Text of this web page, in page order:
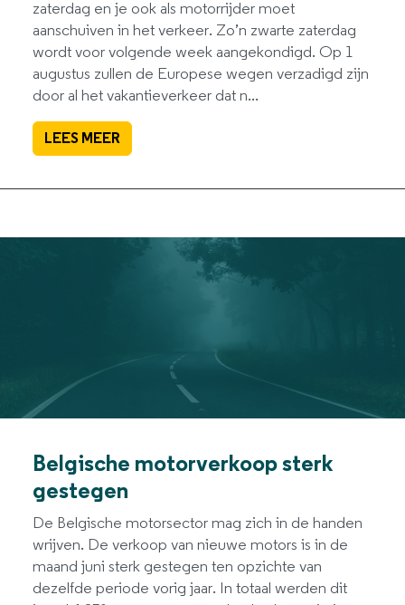
zaterdag en je ook als motorrijder moet
aanschuiven in het verkeer. Zo’n zwarte zaterdag
wordt voor volgende week aangekondigd. Op 1
augustus zullen de Europese wegen verzadigd zijn
door al het vakantieverkeer dat n...
LEES MEER
Belgische motorverkoop sterk
gestegen
De Belgische motorsector mag zich in de handen
wrijven. De verkoop van nieuwe motors is in de
maand juni sterk gestegen ten opzichte van
dezelfde periode vorig jaar. In totaal werden dit